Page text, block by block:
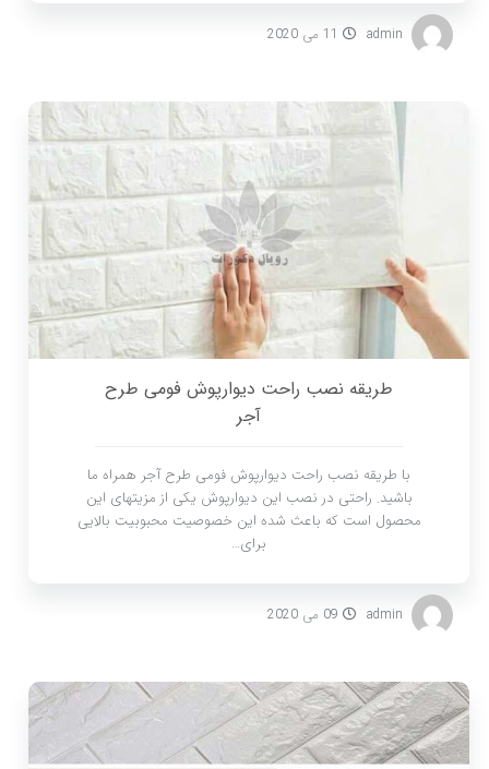
admin 11 می 2020
طریقه نصب راحت دیوارپوش فومی طرح
آجر
با طریقه نصب راحت دیوارپوش فومی طرح آجر همراه ما
باشید. راحتی در نصب این دیوارپوش یکی از مزیتهای این
محصول است که باعث شده این خصوصیت محبوبیت بالایی
برای…
admin 09 می 2020